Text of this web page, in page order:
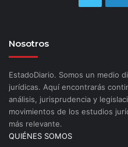
Nosotros
EstadoDiario. Somos un medio
jurídicas. Aquí encontrarás
análisis, jurisprudencia y
movimientos de los estudios
más relevante.
QUIÉNES SOMOS